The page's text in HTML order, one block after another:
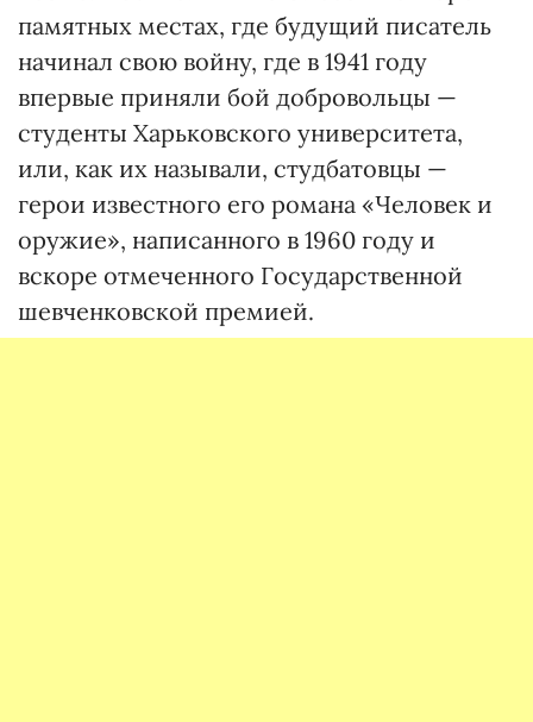
памятных местах, где будущий писатель
начинал свою войну, где в 1941 году
впервые приняли бой добровольцы —
студенты Харьковского университета,
или, как их называли, студбатовцы —
герои известного его романа «Человек и
оружие», написанного в 1960 году и
вскоре отмеченного Государственной
шевченковской премией.